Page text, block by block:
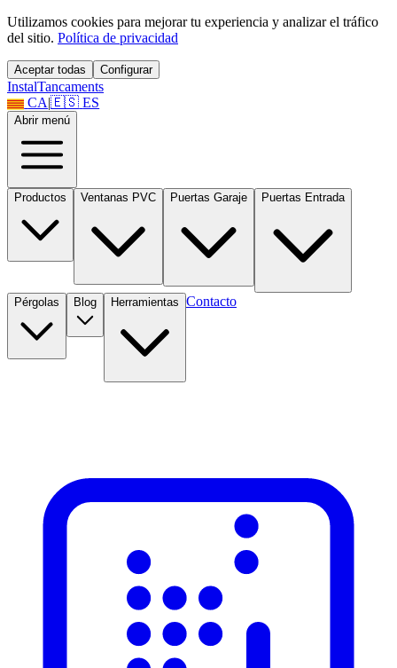
Utilizamos cookies para mejorar tu experiencia y analizar el tráfico
del sitio. Política de privacidad
Aceptar todas Configurar
InstalTancaments
CA|🇪🇸 ES
Abrir menú
Productos Ventanas PVC Puertas Garaje Puertas Entrada
Pérgolas Blog Herramientas Contacto